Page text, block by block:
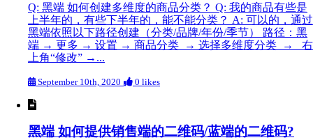
Q: 黑端 如何创建多维度的商品分类？ Q: 我的商品有些是
上半年的，有些下半年的，能不能分类？ A: 可以的，通过
黑端依照以下路径创建（分类/品牌/年份/季节） 路径：黑
端 → 更多 → 设置 → 商品分类 → 选择多维度分类 → 右
上角“修改” →...
September 10th, 2020 0 likes
黑端 如何提供销售端的二维码/蓝端的二维码?